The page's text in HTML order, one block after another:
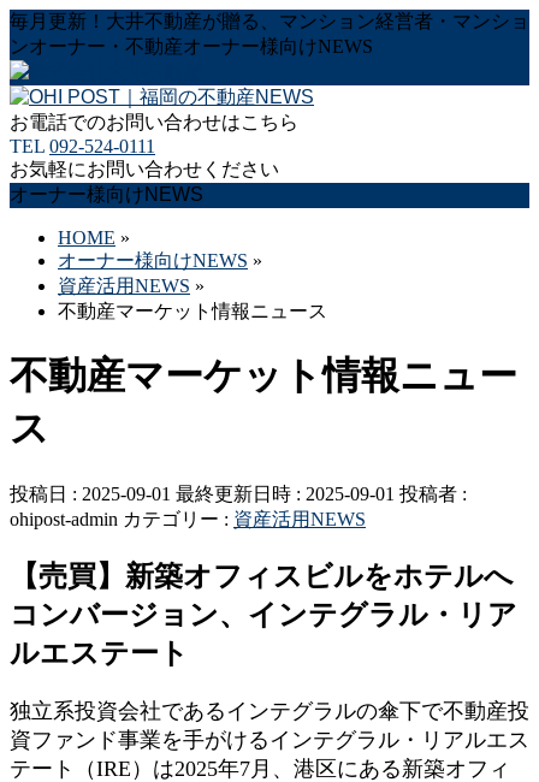
毎月更新！大井不動産が贈る、マンション経営者・マンショ
ンオーナー・不動産オーナー様向けNEWS
お電話でのお問い合わせはこちら
TEL 092-524-0111
お気軽にお問い合わせください
オーナー様向けNEWS
HOME »
オーナー様向けNEWS »
資産活用NEWS »
不動産マーケット情報ニュース
不動産マーケット情報ニュー
ス
投稿日 : 2025-09-01 最終更新日時 : 2025-09-01 投稿者 :
ohipost-admin カテゴリー : 資産活用NEWS
【売買】新築オフィスビルをホテルへ
コンバージョン、インテグラル・リア
ルエステート
独立系投資会社であるインテグラルの傘下で不動産投
資ファンド事業を手がけるインテグラル・リアルエス
テート（IRE）は2025年7月、港区にある新築オフィ